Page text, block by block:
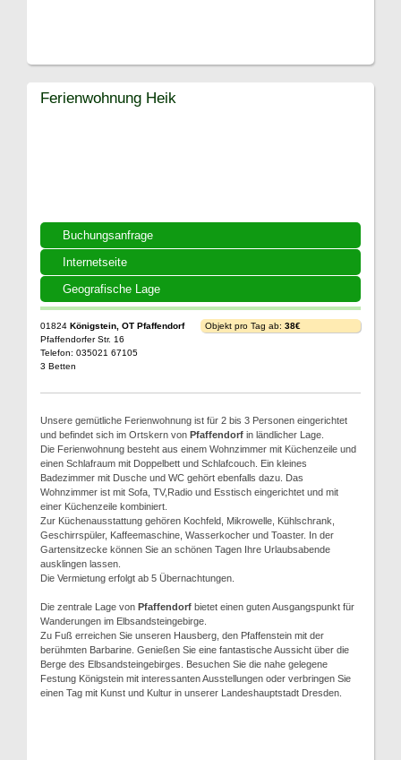
Buchungsanfrage
Internetseite
Geografische Lage
Ferienwohnung Heik
01824 Königstein, OT Pfaffendorf
Pfaffendorfer Str. 16
Telefon: 035021 67105
3 Betten
Objekt pro Tag ab: 38€
Unsere gemütliche Ferienwohnung ist für 2 bis 3 Personen eingerichtet
und befindet sich im Ortskern von Pfaffendorf in ländlicher Lage.
Die Ferienwohnung besteht aus einem Wohnzimmer mit Küchenzeile und
einen Schlafraum mit Doppelbett und Schlafcouch. Ein kleines
Badezimmer mit Dusche und WC gehört ebenfalls dazu. Das
Wohnzimmer ist mit Sofa, TV,Radio und Esstisch eingerichtet und mit
einer Küchenzeile kombiniert.
Zur Küchenausstattung gehören Kochfeld, Mikrowelle, Kühlschrank,
Geschirrspüler, Kaffeemaschine, Wasserkocher und Toaster. In der
Gartensitzecke können Sie an schönen Tagen Ihre Urlaubsabende
ausklingen lassen.
Die Vermietung erfolgt ab 5 Übernachtungen.
Die zentrale Lage von Pfaffendorf bietet einen guten Ausgangspunkt für
Wanderungen im Elbsandsteingebirge.
Zu Fuß erreichen Sie unseren Hausberg, den Pfaffenstein mit der
berühmten Barbarine. Genießen Sie eine fantastische Aussicht über die
Berge des Elbsandsteingebirges. Besuchen Sie die nahe gelegene
Festung Königstein mit interessanten Ausstellungen oder verbringen Sie
einen Tag mit Kunst und Kultur in unserer Landeshauptstadt Dresden.